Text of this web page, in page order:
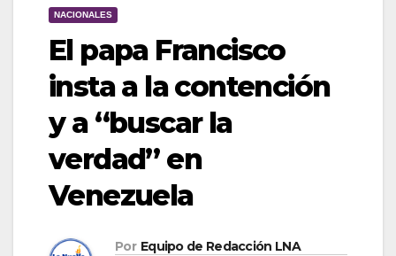
NACIONALES
El papa Francisco
insta a la contención
y a “buscar la
verdad” en
Venezuela
Por Equipo de Redacción LNA